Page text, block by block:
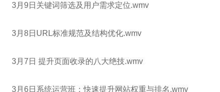
3月9日关键词筛选及用户需求定位.wmv
3月8日URL标准规范及结构优化.wmv
3月7日 提升页面收录的八大绝技.wmv
3月6日系统运营班：快速提升网站权重与排名.wmv